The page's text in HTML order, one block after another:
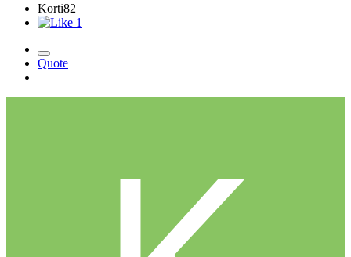
Korti82
1
Quote